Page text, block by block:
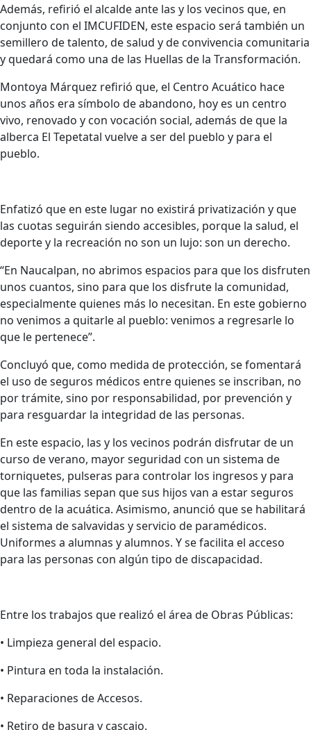
Además, refirió el alcalde ante las y los vecinos que, en
conjunto con el IMCUFIDEN, este espacio será también un
semillero de talento, de salud y de convivencia comunitaria
y quedará como una de las Huellas de la Transformación.
Montoya Márquez refirió que, el Centro Acuático hace
unos años era símbolo de abandono, hoy es un centro
vivo, renovado y con vocación social, además de que la
alberca El Tepetatal vuelve a ser del pueblo y para el
pueblo.
Enfatizó que en este lugar no existirá privatización y que
las cuotas seguirán siendo accesibles, porque la salud, el
deporte y la recreación no son un lujo: son un derecho.
“En Naucalpan, no abrimos espacios para que los disfruten
unos cuantos, sino para que los disfrute la comunidad,
especialmente quienes más lo necesitan. En este gobierno
no venimos a quitarle al pueblo: venimos a regresarle lo
que le pertenece”.
Concluyó que, como medida de protección, se fomentará
el uso de seguros médicos entre quienes se inscriban, no
por trámite, sino por responsabilidad, por prevención y
para resguardar la integridad de las personas.
En este espacio, las y los vecinos podrán disfrutar de un
curso de verano, mayor seguridad con un sistema de
torniquetes, pulseras para controlar los ingresos y para
que las familias sepan que sus hijos van a estar seguros
dentro de la acuática. Asimismo, anunció que se habilitará
el sistema de salvavidas y servicio de paramédicos.
Uniformes a alumnas y alumnos. Y se facilita el acceso
para las personas con algún tipo de discapacidad.
Entre los trabajos que realizó el área de Obras Públicas:
•⁠ ⁠Limpieza general del espacio.
•⁠ ⁠Pintura en toda la instalación.
•⁠ ⁠Reparaciones de Accesos.
•⁠ ⁠Retiro de basura y cascajo.